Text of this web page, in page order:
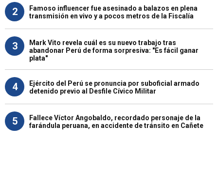
2
Famoso influencer fue asesinado a balazos en plena
transmisión en vivo y a pocos metros de la Fiscalía
3
Mark Vito revela cuál es su nuevo trabajo tras
abandonar Perú de forma sorpresiva: "Es fácil ganar
plata"
4
Ejército del Perú se pronuncia por suboficial armado
detenido previo al Desfile Cívico Militar
5
Fallece Víctor Angobaldo, recordado personaje de la
farándula peruana, en accidente de tránsito en Cañete